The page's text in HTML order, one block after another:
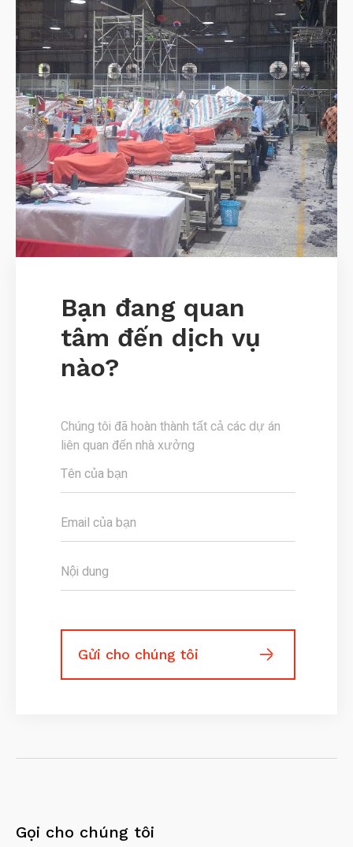
Bạn đang quan
tâm đến dịch vụ
nào?
Chúng tôi đã hoàn thành tất cả các dự án
liên quan đến nhà xưởng
Gọi cho chúng tôi